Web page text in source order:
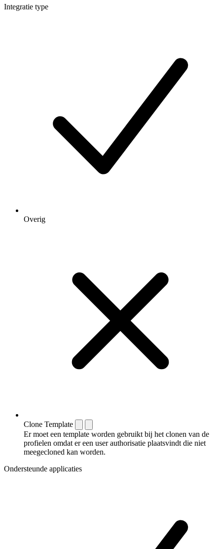
Integratie type
Overig
Clone Template
Er moet een template worden gebruikt bij het clonen van de
profielen omdat er een user authorisatie plaatsvindt die niet
meegecloned kan worden.
Ondersteunde applicaties